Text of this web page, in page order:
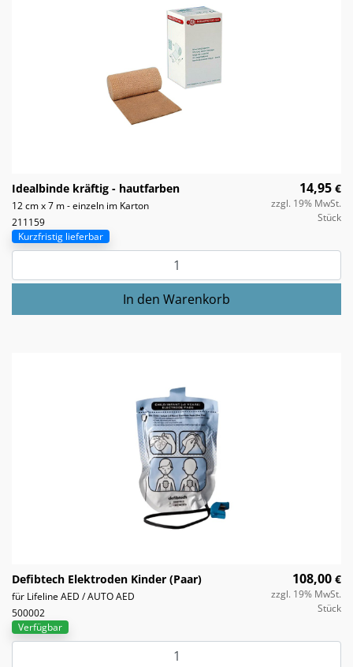
Idealbinde kräftig - hautfarben
12 cm x 7 m - einzeln im Karton
211159
14,95 €
zzgl. 19% MwSt.
Stück
Kurzfristig lieferbar
Defibtech Elektroden Kinder (Paar)
für Lifeline AED / AUTO AED
500002
108,00 €
zzgl. 19% MwSt.
Stück
Verfügbar